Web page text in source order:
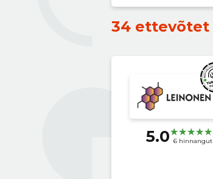
34 ettevõtet
5.0 6 hinnangut